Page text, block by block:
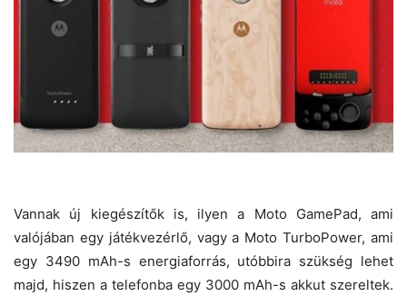
Vannak új kiegészítők is, ilyen a Moto GamePad, ami
valójában egy játékvezérlő, vagy a Moto TurboPower, ami
egy 3490 mAh-s energiaforrás, utóbbira szükség lehet
majd, hiszen a telefonba egy 3000 mAh-s akkut szereltek.